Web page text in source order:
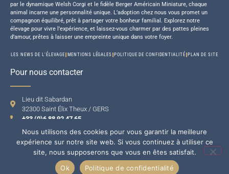
par le dynamique Welsh Corgi et le fidèle Berger Américain Miniature, chaque
animal incarne une personnalité unique. L’adoption chez nous vous promet un
compagnon équilibré, prêt à partager votre bonheur familial. Explorez notre
élevage pour vivre l’expérience, et laissez-vous charmer par des pattes pleines
d’amour, prêtes à laisser une empreinte unique dans votre foyer.
LES NEWS DE L’ÉLEVAGE MENTIONS LÉGALES POLITIQUE DE CONFIDENTIALITÉ PLAN DE SITE
Pour nous contacter
Lieu dit Sabardan
32300 Saint Élix Theux / GERS
+33 (0)6 88 92 47 65
Nous utilisons des cookies pour vous garantir la meilleure
expérience sur notre site web. Si vous continuez à utiliser ce
site, nous supposerons que vous en êtes satisfait.
Ok
Politique de confidentialité